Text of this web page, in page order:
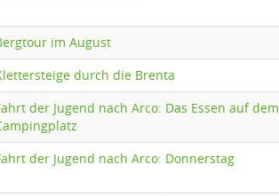
im August
durch die Brenta
der Jugend nach Arco: Das Essen auf dem
der Jugend nach Arco: Donnerstag